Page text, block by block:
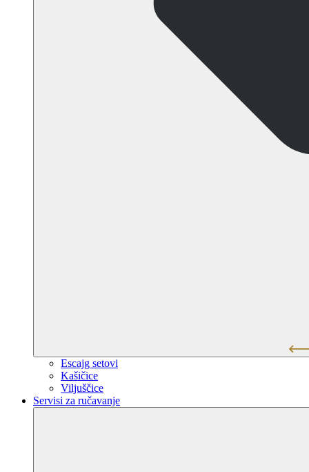
Escajg setovi
Kašičice
Viljuščice
Servisi za ručavanje